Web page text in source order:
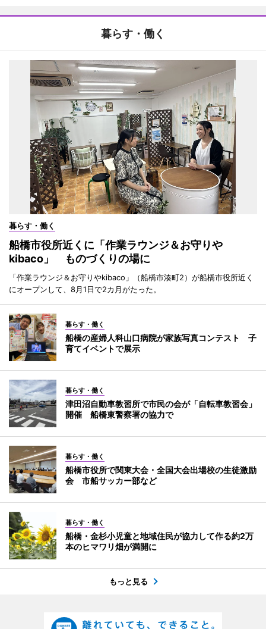
暮らす・働く
暮らす・働く
船橋市役所近くに「作業ラウンジ＆お守りや
kibaco」 ものづくりの場に
「作業ラウンジ＆お守りやkibaco」（船橋市湊町2）が船橋市役所近く
にオープンして、8月1日で2カ月がたった。
暮らす・働く
船橋の産婦人科山口病院が家族写真コンテスト 子
育てイベントで展示
暮らす・働く
津田沼自動車教習所で市民の会が「自転車教習会」
開催 船橋東警察署の協力で
暮らす・働く
船橋市役所で関東大会・全国大会出場校の生徒激励
会 市船サッカー部など
暮らす・働く
船橋・金杉小児童と地域住民が協力して作る約2万
本のヒマワリ畑が満開に
もっと見る